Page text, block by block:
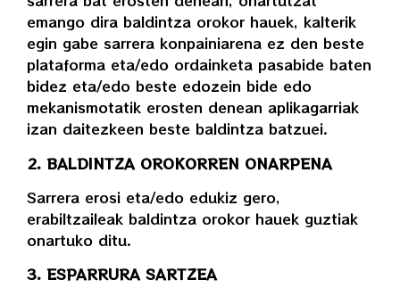
emango dira baldintza orokor hauek, kalterik
egin gabe sarrera konpainiarena ez den beste
plataforma eta/edo ordainketa pasabide baten
bidez eta/edo beste edozein bide edo
mekanismotatik erosten denean aplikagarriak
izan daitezkeen beste baldintza batzuei.
2. BALDINTZA OROKORREN ONARPENA
Sarrera erosi eta/edo edukiz gero,
erabiltzaileak baldintza orokor hauek guztiak
onartuko ditu.
3. ESPARRURA SARTZEA